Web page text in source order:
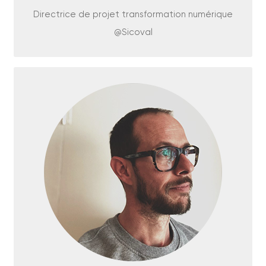
Directrice de projet transformation numérique
@Sicoval
(sobriété, éthique, souveraineté, inclusivité…).
Avant de rejoindre le Groupe Isia en 2022, Arnaud
a été Consultant en organisation et stratégie
pendant 14 ans pour des collectivités publiques
et des ministères, des établissements bancaires
et financiers et des bailleurs de fonds. Chef de
projet Numérique Responsable pour la Région
Nouvelle Aquitaine, contributeur pour l’agence
Lucie et l’ADEME, dans la conception du Label NR
pour les Collectivités ; c’est un Expert des
business model innovants et plus généralement